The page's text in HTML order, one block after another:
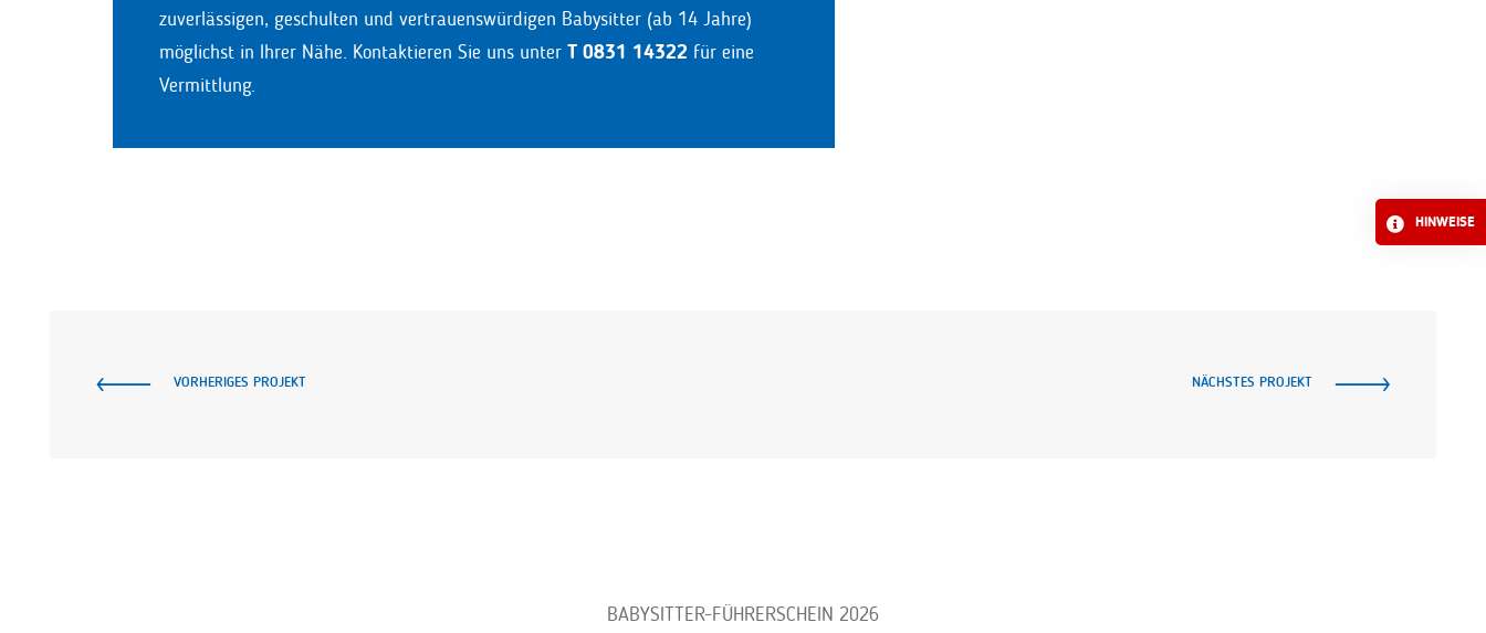
zuverlässigen, geschulten und vertrauenswürdigen Babysitter (ab 14 Jahre)
möglichst in Ihrer Nähe. Kontaktieren Sie uns unter T 0831 14322 für eine
Vermittlung.
VORHERIGES PROJEKT NÄCHSTES PROJEKT
BABYSITTER-FÜHRERSCHEIN 2026
HINWEISE